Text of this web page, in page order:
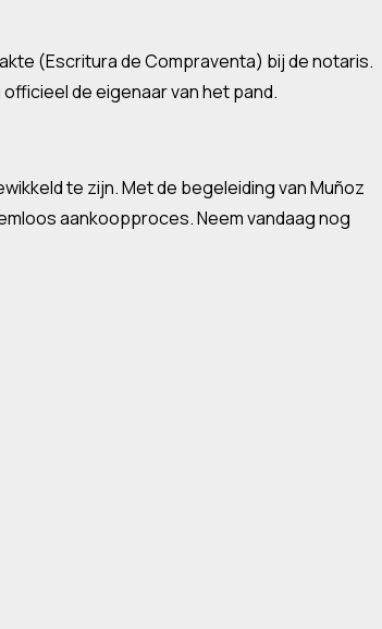
(Escritura de Compraventa) bij de notaris.
de eigenaar van het pand.
te zijn. Met de begeleiding van Muñoz
aankoopproces. Neem vandaag nog